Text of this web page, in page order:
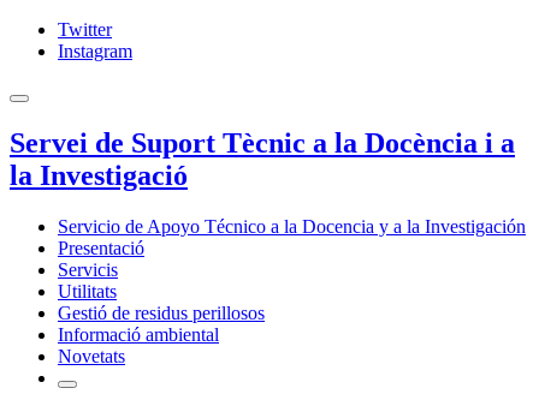
Twitter
Instagram
Servei de Suport Tècnic a la Docència i a
la Investigació
Servicio de Apoyo Técnico a la Docencia y a la Investigación
Presentació
Servicis
Utilitats
Gestió de residus perillosos
Informació ambiental
Novetats